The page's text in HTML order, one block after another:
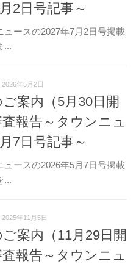
2日号記事～
ュースの2027年7月2日号掲載
...
2026年5月2日
案内（5月30日開
報告～タウンニュ
7日号記事～
ュースの2026年5月7日号掲載
...
2025年11月5日
案内（11月29日開
報告～タウンニュ